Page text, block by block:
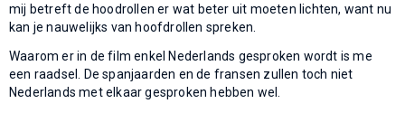
mij betreft de hoodrollen er wat beter uit moeten lichten, want nu
kan je nauwelijks van hoofdrollen spreken.
Waarom er in de film enkel Nederlands gesproken wordt is me
een raadsel. De spanjaarden en de fransen zullen toch niet
Nederlands met elkaar gesproken hebben wel.